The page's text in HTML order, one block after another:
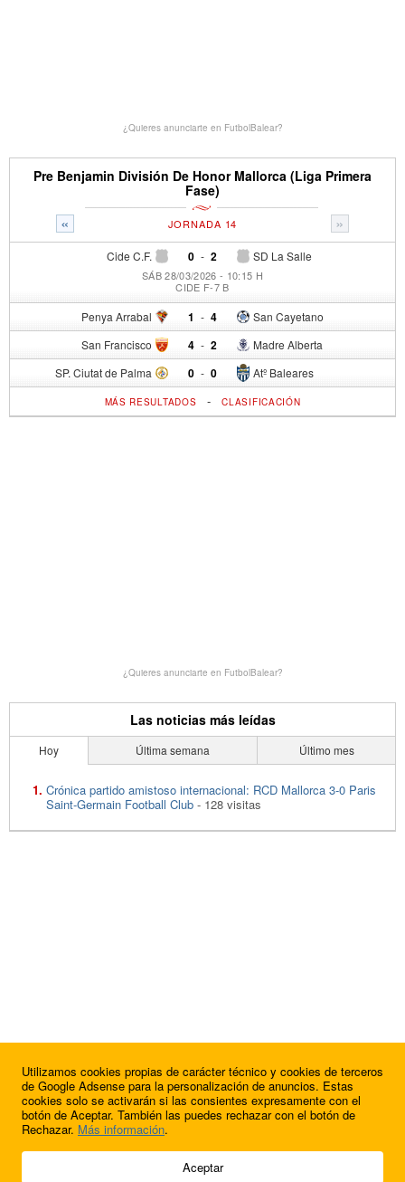
¿Quieres anunciarte en FutbolBalear?
Pre Benjamin División De Honor Mallorca (Liga Primera
Fase)
« »
JORNADA 14
Cide C.F. 0 - SD La Salle
2
SÁB 28/03/2026 - 10:15 H
CIDE F-7 B
Penya Arrabal 1 - San Cayetano
4
San Francisco 4 - Madre Alberta
2
SP. Ciutat de Palma 0 - Atº Baleares
0
MÁS RESULTADOS -CLASIFICACIÓN
¿Quieres anunciarte en FutbolBalear?
Las noticias más leídas
Hoy Última semana Último mes
Crónica partido amistoso internacional: RCD Mallorca 3-0 Paris
Saint-Germain Football Club - 128 visitas
© 2009 - 2026 Soluciones Corporativas IP, SL.
Utilizamos cookies propias de carácter técnico y cookies de terceros
de Google Adsense para la personalización de anuncios. Estas
cookies solo se activarán si las consientes expresamente con el
botón de Aceptar. También las puedes rechazar con el botón de
Rechazar. Más información.
Aceptar